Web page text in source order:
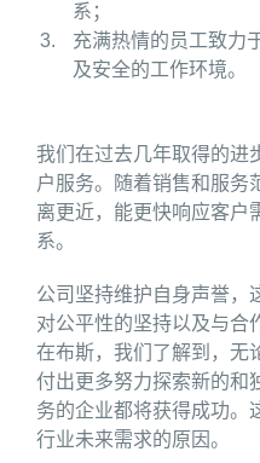
系；
充满热情的员工致力
及安全的工作环境。
我们在过去几年取得的进
户服务。随着销售和服务
离更近，能更快响应客户
系。
公司坚持维护自身声誉，
对公平性的坚持以及与合
在布斯，我们了解到，无
付出更多努力探索新的和
务的企业都将获得成功。
行业未来需求的原因。